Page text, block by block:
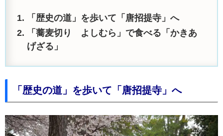
「歴史の道」を歩いて「唐招提寺」へ
「蕎麦切り よしむら」で食べる「かきあ
げざる」
「歴史の道」を歩いて「唐招提寺」へ